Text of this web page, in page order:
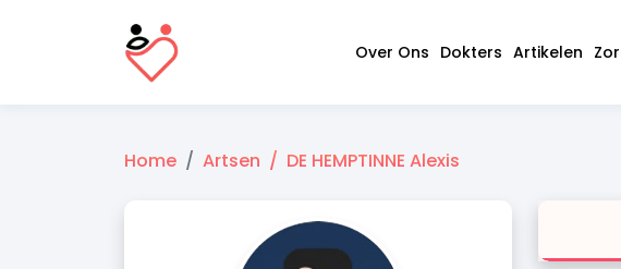
Over Ons Dokters Artikelen
Home Artsen DE HEMPTINNE Alexis